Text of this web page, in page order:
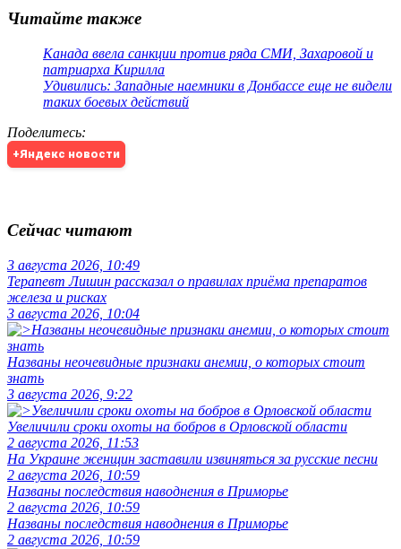
Читайте также
Канада ввела санкции против ряда СМИ, Захаровой и
патриарха Кирилла
Удивились: Западные наемники в Донбассе еще не видели
таких боевых действий
Поделитесь:
+Яндекс новости
Сейчас читают
3 августа 2026, 10:49
Терапевт Лишин рассказал о правилах приёма препаратов
железа и рисках
3 августа 2026, 10:04
Названы неочевидные признаки анемии, о которых стоит
знать
3 августа 2026, 9:22
Увеличили сроки охоты на бобров в Орловской области
2 августа 2026, 11:53
На Украине женщин заставили извиняться за русские песни
2 августа 2026, 10:59
Названы последствия наводнения в Приморье
2 августа 2026, 10:59
Названы последствия наводнения в Приморье
2 августа 2026, 10:59